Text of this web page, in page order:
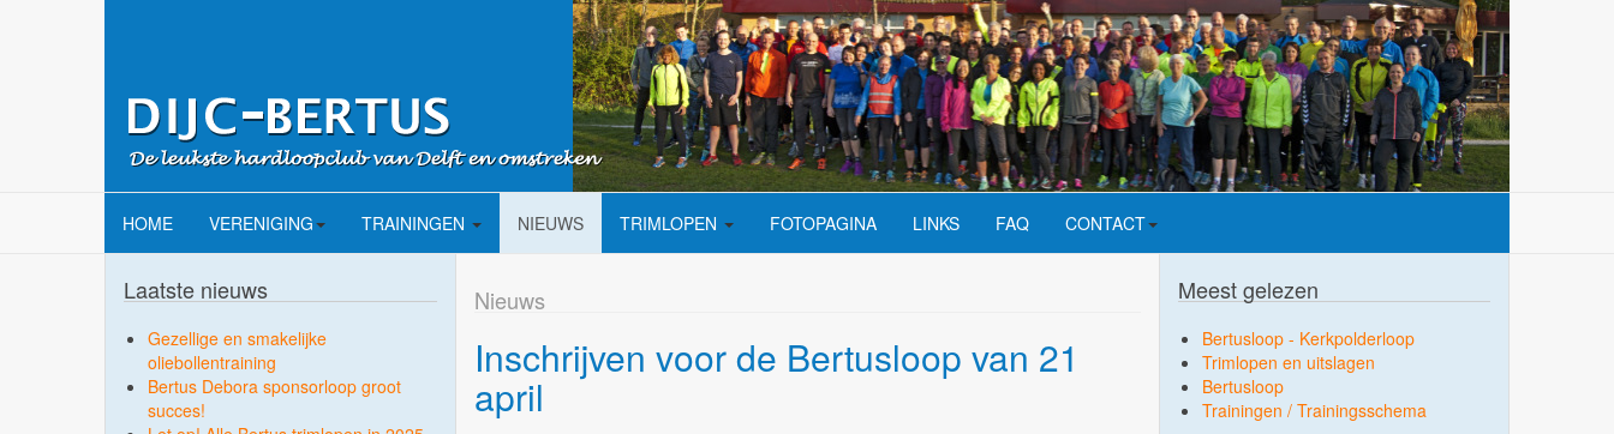
HOME VERENIGING TRAININGEN NIEUWS TRIMLOPEN FOTOPAGINA LINKS FAQ CONTACT
Nieuws
Inschrijven voor de Bertusloop van 21
april
Laatste nieuws
Gezellige en smakelijke
oliebollentraining
Bertus Debora sponsorloop groot
succes!
Meest gelezen
Bertusloop - Kerkpolderloop
Trimlopen en uitslagen
Bertusloop
Trainingen / Trainingsschema